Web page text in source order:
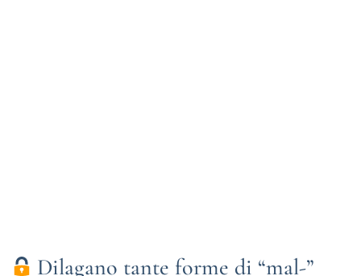
Dilagano tante forme di “mal-”